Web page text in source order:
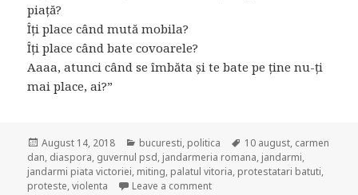
piață?
Îți place când mută mobila?
Îți place când bate covoarele?
Aaaa, atunci când se îmbăta și te bate pe ține nu-ți
mai place, ai?”
Posted
on
August 14, 2018 Categories
bucuresti, politica Tags
10 august, carmen
dan, diaspora, guvernul psd, jandarmeria romana, jandarmi,
jandarmi piata victoriei, miting, palatul vitoria, protestatari batuti,
proteste,violenta Leave a comment